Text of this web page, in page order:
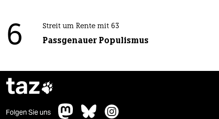
6 Streit um Rente mit 63
Passgenauer Populismus
taz
Folgen Sie uns